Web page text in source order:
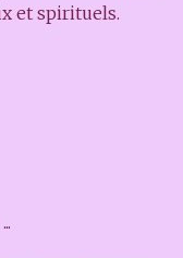
et spirituels.